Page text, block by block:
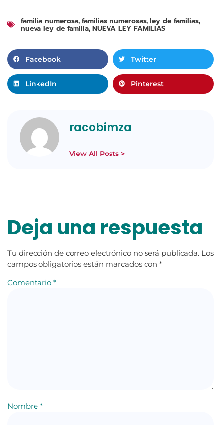
familia numerosa, familias numerosas, ley de familias,
nueva ley de familia, NUEVA LEY FAMILIAS
Facebook Twitter
LinkedIn Pinterest
racobimza
View All Posts >
Deja una respuesta
Tu dirección de correo electrónico no será publicada. Los
campos obligatorios están marcados con *
Comentario *
Nombre *